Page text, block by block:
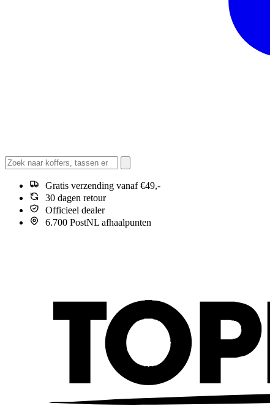
Gratis verzending vanaf €49,-
30 dagen retour
Officieel dealer
6.700 PostNL afhaalpunten